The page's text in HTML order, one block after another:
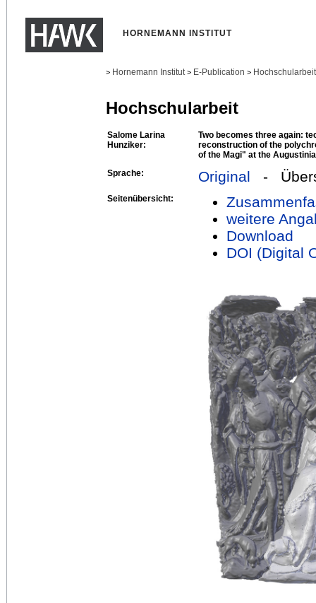
HORNEMANN INSTITUT
> Hornemann Institut > E-Publication >
Hochschularbeit
Salome Larina
Hunziker:
Two becomes three again:
reconstruction of the
of the Magi" at the
Sprache:
Original -
Seitenübersicht:
weitere
Download
DOI (Digital